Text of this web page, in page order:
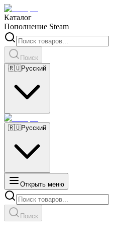
Каталог
Пополнение Steam
Поиск
🇷🇺Русский
🇷🇺Русский
Открыть меню
Поиск